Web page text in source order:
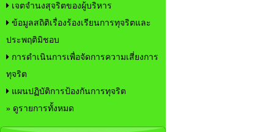
เจตจำนงสุจริตของผู้บริหาร
ข้อมูลสถิติเรื่องร้องเรียนการทุจริตและ
ประพฤติมิชอบ
การดำเนินการเพื่อจัดการความเสี่ยงการ
ทุจริต
แผนปฏิบัติการป้องกันการทุจริต
» ดูรายการทั้งหมด